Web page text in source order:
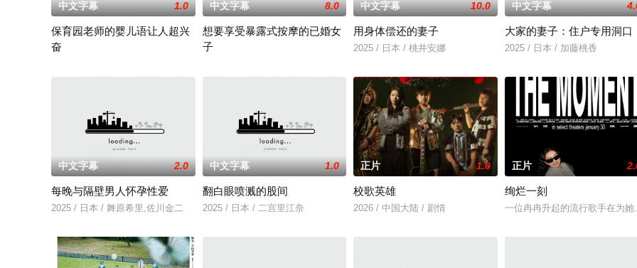
中文字幕 1.0
保育园老师的婴儿语让人超兴
奋
中文字幕 8.0
想要享受暴露式按摩的已婚女
子
中文字幕 10.0
用身体偿还的妻子
2025 / 日本 / 桃井安娜
中文字幕
大家的妻子：住户专用洞口
2025 / 日本 / 加藤桃香
中文字幕 2.0
每晚与隔壁男人怀孕性爱
2025 / 日本 / 舞原希里,佐川金二
中文字幕 1.0
翻白眼喷溅的股间
2025 / 日本 / 二宫里江奈
正片 1.0
校歌英雄
2026 / 中国大陆 / 剧情
正片
绚烂一刻
一位冉冉升起的流行歌手在为